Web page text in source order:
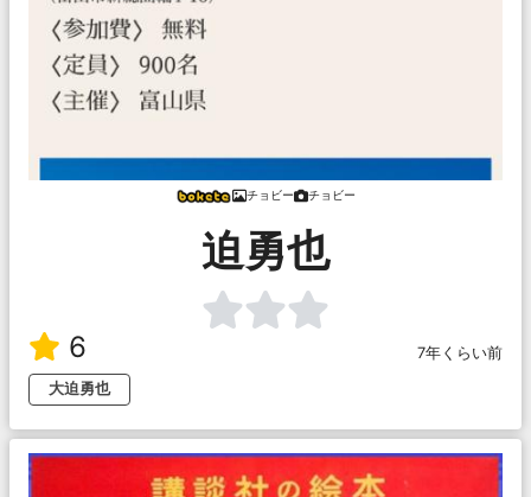
チョビー チョビー
迫勇也
6
7年くらい前
大迫勇也